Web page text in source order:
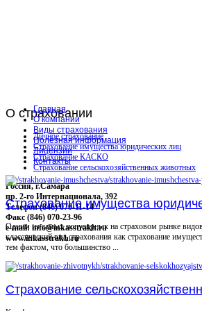
О страховании
Личное страхование
Страхование имущества юридических лиц
Страхование КАСКО
Страхование сельскохозяйственных животных
Россия, г.Самара
пр. 2-го Интернационала, 392
Телефон (846) 070-11-14
Факс (846) 070-23-96
e-mail: info@inkasstrakh.ru
www.inkasstrakh.ru
Главная
О компании
Виды страхования
Полезная информация
Лицензии
Контакты
Страхование имущества
Одним из самых популярных на страховом рынке видов
классический вид страхования как страхование
тем фактом, что большинство ...
Страхование